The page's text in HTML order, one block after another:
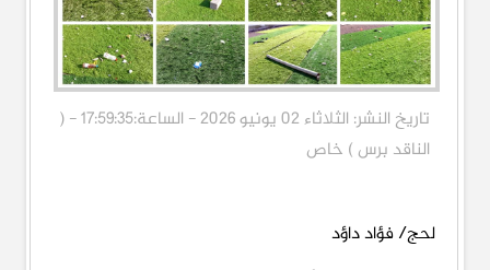
تاريخ النشر: الثلاثاء 02 يونيو 2026 - الساعة:17:59:35 - (
الناقد برس ) خاص
لحج/ فؤاد داؤد